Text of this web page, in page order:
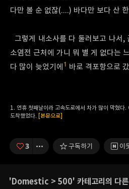
다만 볼 순 없잖(....) 바다만 보다 산
그렇게 내소사를 다 둘러보고 나서,
소염전 근처에 가니 뭐 별 게 없다는
다 많이 늦었기에1 바로 격포항으로
연휴 첫째날이라 고속도로에서 차가 많이 막혔다
도착했었다. [본문으로]
3 구독하기 이
' Domestic > 500' 카테고리의 다